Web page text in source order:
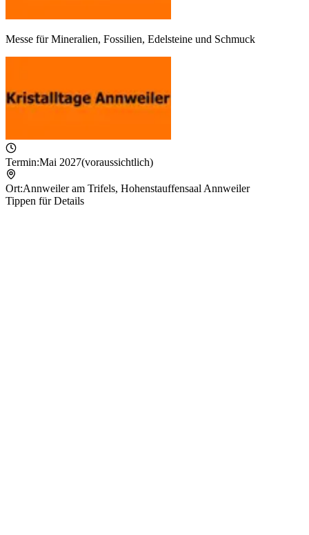
Messe für Mineralien, Fossilien, Edelsteine und Schmuck
Termin:Mai 2027(voraussichtlich)
Ort:Annweiler am Trifels, Hohenstauffensaal Annweiler
Tippen für Details